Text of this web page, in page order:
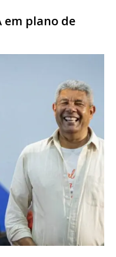
em plano de